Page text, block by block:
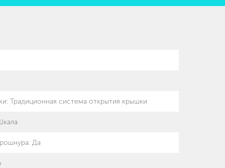
: Традиционная система открытия крышки
: Да